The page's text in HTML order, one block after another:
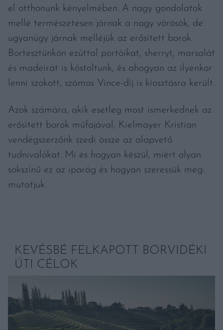
el otthonunk kényelmében. A nagy gondolatok
mellé természetesen járnak a nagy vörösök, de
ugyanúgy járnak melléjük az erősített borok.
Bortesztünkön ezúttal portóikat, sherryt, marsalát
és madeirát is kóstoltunk, és ahogyan az ilyenkor
lenni szokott, számos Vince-díj is kiosztásra került.
Azok számára, akik esetleg most ismerkednek az
erősített borok műfajával, Kielmayer Kristian
vendégszerzőnk szedi össze az alapvető
tudnivalókat. Mi és hogyan készül, miért olyan
sokszínű ez az iparág és hogyan szeressük meg:
mutatjuk.
KEVÉSBÉ FELKAPOTT BORVIDÉKI
ÚTI CÉLOK